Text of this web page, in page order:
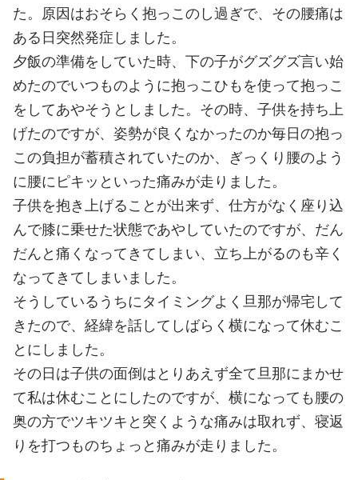
た。原因はおそらく抱っこのし過ぎで、その腰痛は
ある日突然発症しました。
夕飯の準備をしていた時、下の子がグズグズ言い始
めたのでいつものように抱っこひもを使って抱っこ
をしてあやそうとしました。その時、子供を持ち上
げたのですが、姿勢が良くなかったのか毎日の抱っ
この負担が蓄積されていたのか、ぎっくり腰のよう
に腰にピキッといった痛みが走りました。
子供を抱き上げることが出来ず、仕方がなく座り込
んで膝に乗せた状態であやしていたのですが、だん
だんと痛くなってきてしまい、立ち上がるのも辛く
なってきてしまいました。
そうしているうちにタイミングよく旦那が帰宅して
きたので、経緯を話してしばらく横になって休むこ
とにしました。
その日は子供の面倒はとりあえず全て旦那にまかせ
て私は休むことにしたのですが、横になっても腰の
奥の方でツキツキと突くような痛みは取れず、寝返
りを打つものちょっと痛みが走りました。